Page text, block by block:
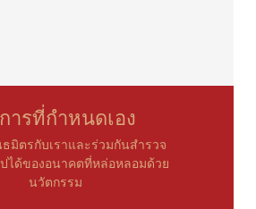
ารที่กำหนดเอง
มิตรกับเราและร่วมกันสำรวจ
ได้ของอนาคตที่หล่อหลอมด้วย
นวัตกรรม